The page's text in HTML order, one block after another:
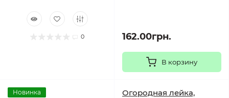
0 162.00грн.
В корзину
Новинка
Огородная лейка,